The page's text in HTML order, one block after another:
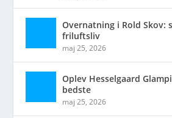
Overnatning i Rold Skov:
friluftsliv
maj 25, 2026
Oplev Hesselgaard
bedste
maj 25, 2026